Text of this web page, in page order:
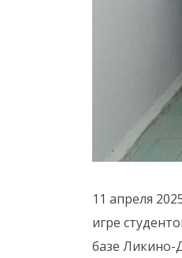
11 апреля
игре
базе Ликино-